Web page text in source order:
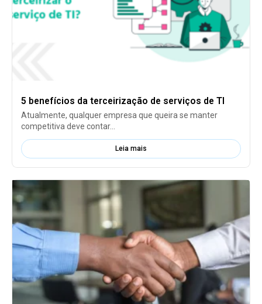
5 benefícios da terceirização de serviços de TI
Atualmente, qualquer empresa que queira se manter
competitiva deve contar...
Leia mais